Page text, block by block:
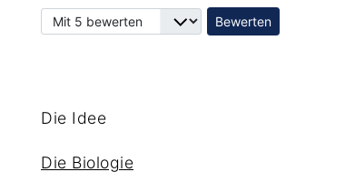
Die Idee
Die Biologie
Bitte bewerten